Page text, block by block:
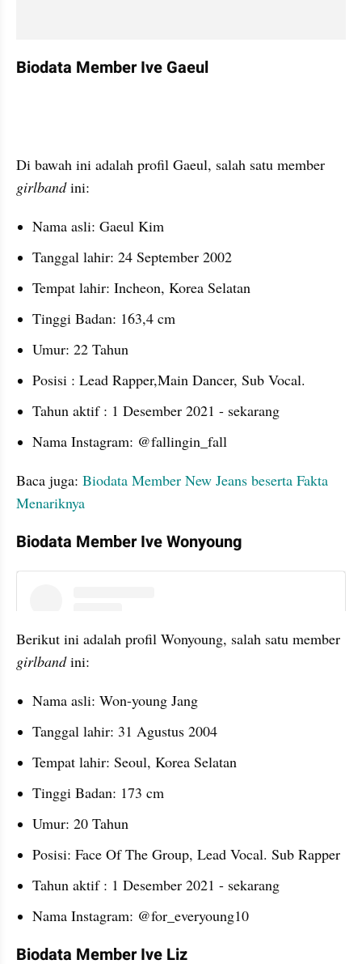
Biodata Member Ive Gaeul
girlband ini:
Nama asli: Gaeul Kim
Tanggal lahir: 24 September 2002
Tempat lahir: Incheon, Korea Selatan
Tinggi Badan: 163,4 cm
Umur: 22 Tahun
Posisi : Lead Rapper,Main Dancer, Sub Vocal.
Tahun aktif : 1 Desember 2021 - sekarang
Nama Instagram: @fallingin_fall
Baca juga: Biodata Member New Jeans beserta Fakta
Menariknya
Biodata Member Ive Wonyoung
girlband ini:
Nama asli: Won-young Jang
Tanggal lahir: 31 Agustus 2004
Tempat lahir: Seoul, Korea Selatan
Tinggi Badan: 173 cm
Umur: 20 Tahun
Posisi: Face Of The Group, Lead Vocal. Sub Rapper
Tahun aktif : 1 Desember 2021 - sekarang
Nama Instagram: @for_everyoung10
Biodata Member Ive Liz